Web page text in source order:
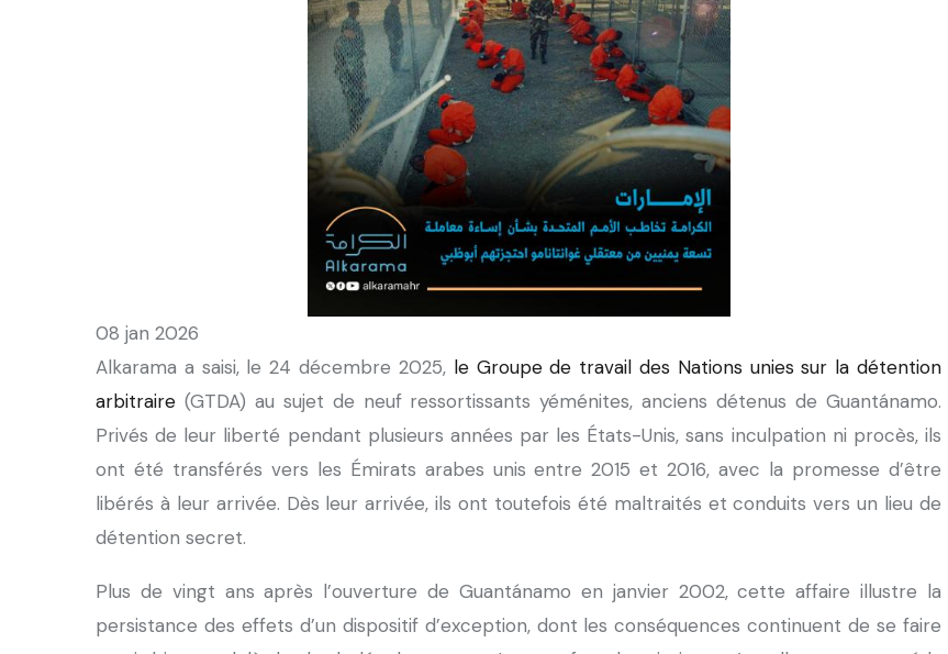
08 jan 2026
Alkarama a saisi, le 24 décembre 2025, le Groupe de travail des Nations unies sur la détention
arbitraire (GTDA) au sujet de neuf ressortissants yéménites, anciens détenus de Guantánamo.
Privés de leur liberté pendant plusieurs années par les États-Unis, sans inculpation ni procès, ils
ont été transférés vers les Émirats arabes unis entre 2015 et 2016, avec la promesse d’être
libérés à leur arrivée. Dès leur arrivée, ils ont toutefois été maltraités et conduits vers un lieu de
détention secret.
Plus de vingt ans après l’ouverture de Guantánamo en janvier 2002, cette affaire illustre la
persistance des effets d’un dispositif d’exception, dont les conséquences continuent de se faire